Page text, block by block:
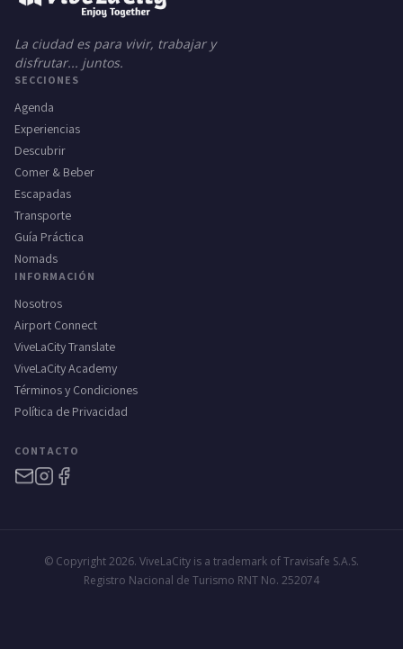
La ciudad es para vivir, trabajar y
disfrutar... juntos.
SECCIONES
Agenda
Experiencias
Descubrir
Comer & Beber
Escapadas
Transporte
Guía Práctica
Nomads
INFORMACIÓN
Nosotros
Airport Connect
ViveLaCity Translate
ViveLaCity Academy
Términos y Condiciones
Política de Privacidad
CONTACTO
© Copyright 2026. ViveLaCity is a trademark of Travisafe S.A.S.
Registro Nacional de Turismo RNT No. 252074